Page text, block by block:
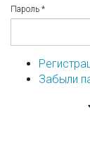
Пароль *
Забыли
...или